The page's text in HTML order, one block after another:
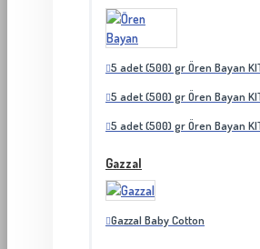
5 adet (500) gr Ören Bayan
5 adet (500) gr Ören Bayan
5 adet (500) gr Ören Bayan
Gazzal
Gazzal Baby Cotton